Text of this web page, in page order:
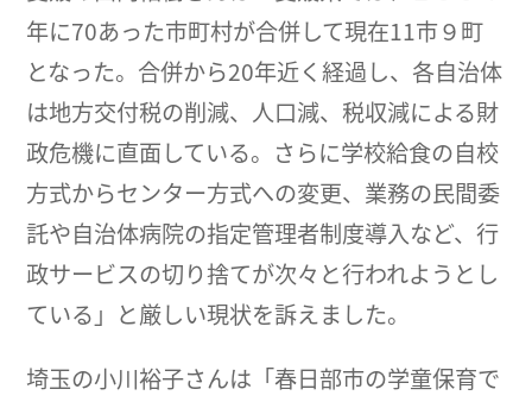
年に70あった市町村が合併して現在11市９町
となった。合併から20年近く経過し、各自治体
は地方交付税の削減、人口減、税収減による財
政危機に直面している。さらに学校給食の自校
方式からセンター方式への変更、業務の民間委
託や自治体病院の指定管理者制度導入など、行
政サービスの切り捨てが次々と行われようとし
ている」と厳しい現状を訴えました。
埼玉の小川裕子さんは「春日部市の学童保育で